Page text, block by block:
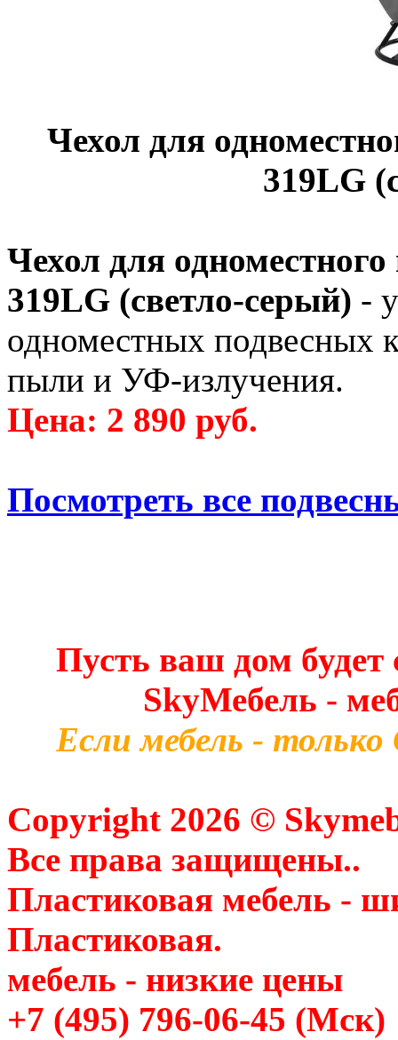
Чехол для
319LG
Чехол для
319LG (светло-серый) -
одноместных подвесных
пыли и УФ-излучения.
Цена: 2 890 руб.
Посмотреть все
Пусть ваш дом
SkyМебель -
Если мебель -
Copyright 2026 ©
Все права защищены..
Пластиковая мебель -
Пластиковая.
мебель - низкие цены
+7 (495) 796-06-45 (Мск)